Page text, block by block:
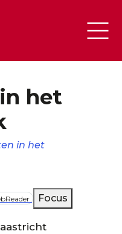
het
in het
Focus